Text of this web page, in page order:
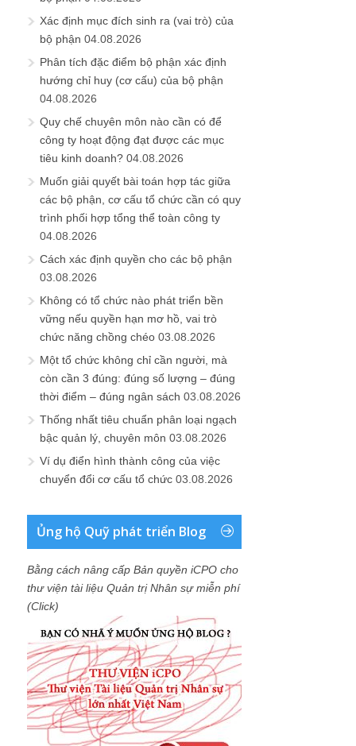
Xác định mục đích sinh ra (vai trò) của
bộ phận 04.08.2026
Phân tích đặc điểm bộ phận xác định
hướng chỉ huy (cơ cấu) của bộ phận
04.08.2026
Quy chế chuyên môn nào cần có để
công ty hoạt động đạt được các mục
tiêu kinh doanh? 04.08.2026
Muốn giải quyết bài toán hợp tác giữa
các bộ phận, cơ cấu tổ chức cần có quy
trình phối hợp tổng thể toàn công ty
04.08.2026
Cách xác định quyền cho các bộ phận
03.08.2026
Không có tổ chức nào phát triển bền
vững nếu quyền hạn mơ hồ, vai trò
chức năng chồng chéo 03.08.2026
Một tổ chức không chỉ cần người, mà
còn cần 3 đúng: đúng số lượng – đúng
thời điểm – đúng ngân sách 03.08.2026
Thống nhất tiêu chuẩn phân loại ngạch
bậc quản lý, chuyên môn 03.08.2026
Ví dụ điển hình thành công của việc
chuyển đổi cơ cấu tổ chức 03.08.2026
Ủng hộ Quỹ phát triển Blog
Bằng cách nâng cấp Bản quyền iCPO cho
thư viện tài liệu Quản trị Nhân sự miễn phí
(Click)